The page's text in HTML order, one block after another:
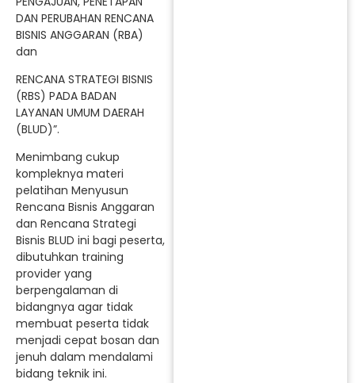
DAN PERUBAHAN RENCANA
BISNIS ANGGARAN (RBA)
dan
RENCANA STRATEGI BISNIS
(RBS) PADA BADAN
LAYANAN UMUM DAERAH
(BLUD)”.
Menimbang cukup
kompleknya materi
pelatihan Menyusun
Rencana Bisnis Anggaran
dan Rencana Strategi
Bisnis BLUD ini bagi peserta,
dibutuhkan training
provider yang
berpengalaman di
bidangnya agar tidak
membuat peserta tidak
menjadi cepat bosan dan
jenuh dalam mendalami
bidang teknik ini.